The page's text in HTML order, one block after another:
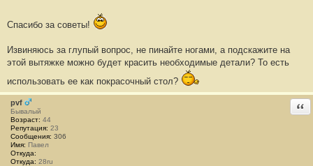
Спасибо за советы!
Извиняюсь за глупый вопрос, не пинайте ногами, а подскажите на
этой вытяжке можно будет красить необходимые детали? То есть
использовать ее как покрасочный стол?
pvf
Бывалый
Возраст: 44
Репутация: 23
Сообщения: 306
Имя: Павел
Откуда:
Откуда: 28ru